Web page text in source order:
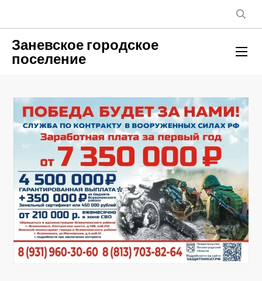
Заневское городское
поселение